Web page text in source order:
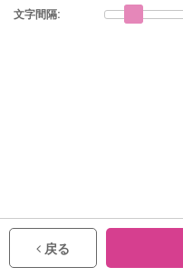
文字間隔:
戻る